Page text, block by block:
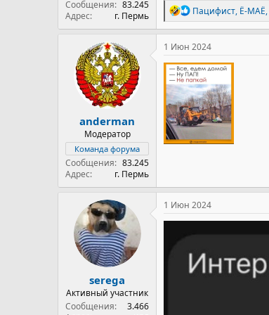
Сообщения
83.245
Адрес
г. Пермь
Р
е
а
к
и
и
:
Пацифист, Ё-МАЁ,
anderman
Модератор
Команда форума
Сообщения
83.245
Адрес
г. Пермь
1 Июн 2024
serega
Активный участник
Сообщения
3.466
1 Июн 2024